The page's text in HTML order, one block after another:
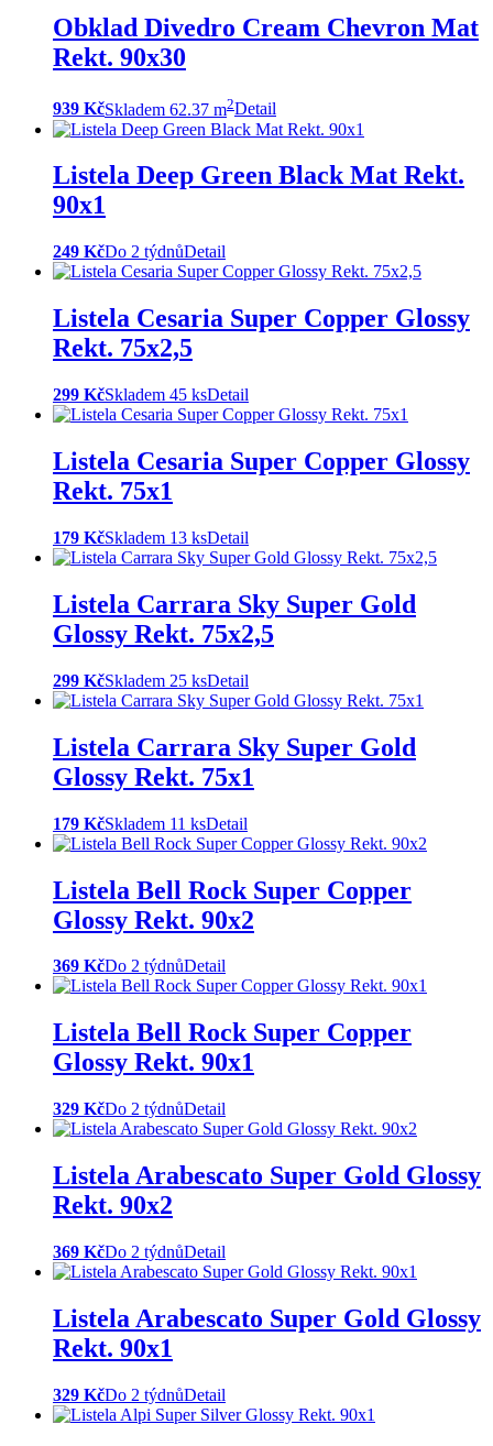
Obklad Divedro Cream Chevron Mat
Rekt. 90x30
939 KčSkladem 62.37 m2Detail
Listela Deep Green Black Mat Rekt.
90x1
249 KčDo 2 týdnůDetail
Listela Cesaria Super Copper Glossy
Rekt. 75x2,5
299 KčSkladem 45 ksDetail
Listela Cesaria Super Copper Glossy
Rekt. 75x1
179 KčSkladem 13 ksDetail
Listela Carrara Sky Super Gold
Glossy Rekt. 75x2,5
299 KčSkladem 25 ksDetail
Listela Carrara Sky Super Gold
Glossy Rekt. 75x1
179 KčSkladem 11 ksDetail
Listela Bell Rock Super Copper
Glossy Rekt. 90x2
369 KčDo 2 týdnůDetail
Listela Bell Rock Super Copper
Glossy Rekt. 90x1
329 KčDo 2 týdnůDetail
Listela Arabescato Super Gold Glossy
Rekt. 90x2
369 KčDo 2 týdnůDetail
Listela Arabescato Super Gold Glossy
Rekt. 90x1
329 KčDo 2 týdnůDetail